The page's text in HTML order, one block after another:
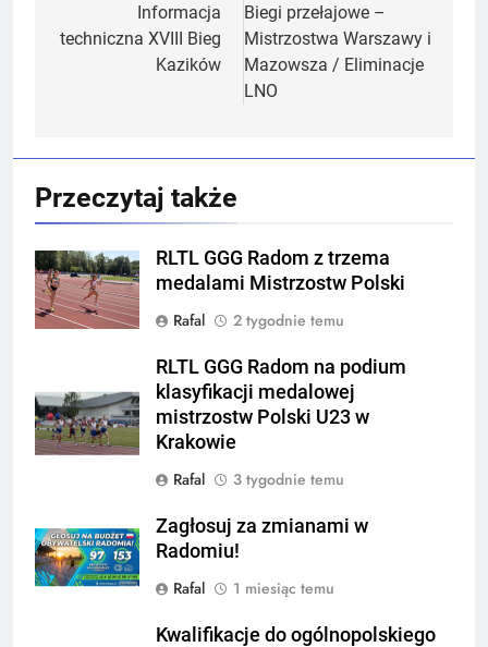
Informacja
techniczna XVIII Bieg
Kazików
Biegi przełajowe –
Mistrzostwa Warszawy i
Mazowsza / Eliminacje
LNO
Przeczytaj także
RLTL GGG Radom z trzema
medalami Mistrzostw Polski
Rafal
2 tygodnie temu
RLTL GGG Radom na podium
klasyfikacji medalowej
mistrzostw Polski U23 w
Krakowie
Rafal
3 tygodnie temu
Zagłosuj za zmianami w
Radomiu!
Rafal
1 miesiąc temu
Kwalifikacje do ogólnopolskiego